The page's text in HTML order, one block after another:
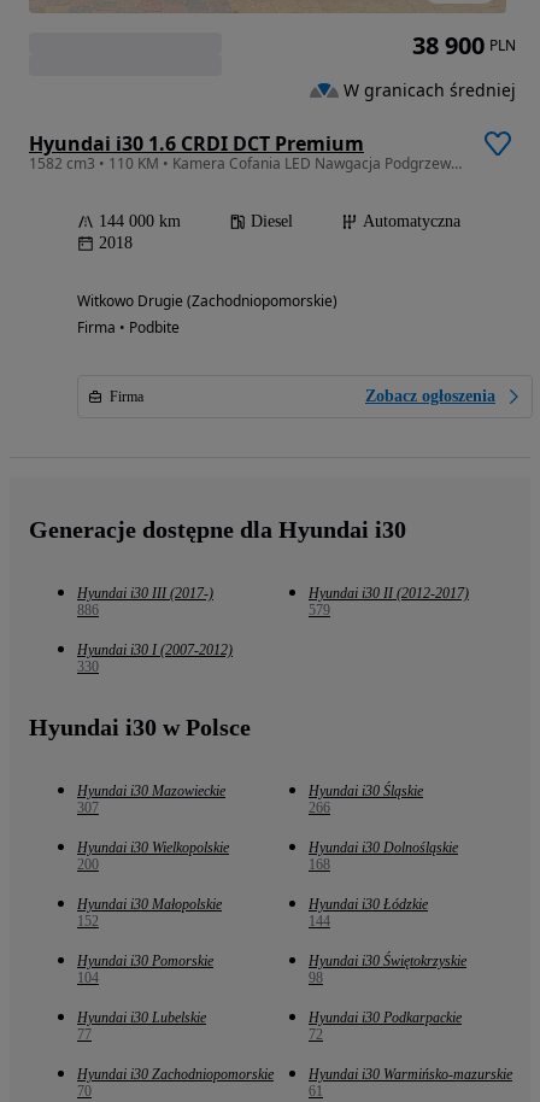
Hyundai i30 1.6 CRDI DCT Premium
1582 cm3 • 110 KM • Kamera Cofania LED Nawgacja Podgrzewane Fotele i Kierownica
144 000 km Diesel
Automatyczna
2018
Witkowo Drugie (Zachodniopomorskie)
Firma • Podbite
Firma Zobacz ogłoszenia
38 900 PLN
W granicach średniej
Generacje dostępne dla Hyundai i30
Hyundai i30 III (2017-)
886
Hyundai i30 II (2012-2017)
579
Hyundai i30 I (2007-2012)
330
Hyundai i30 w Polsce
Hyundai i30 Mazowieckie
307
Hyundai i30 Śląskie
266
Hyundai i30 Wielkopolskie
200
Hyundai i30 Dolnośląskie
168
Hyundai i30 Małopolskie
152
Hyundai i30 Łódzkie
144
Hyundai i30 Pomorskie
104
Hyundai i30 Świętokrzyskie
98
Hyundai i30 Lubelskie
77
Hyundai i30 Podkarpackie
72
Hyundai i30 Zachodniopomorskie
70
Hyundai i30 Warmińsko-mazurskie
61